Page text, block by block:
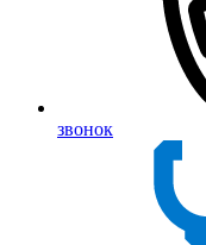
звонок